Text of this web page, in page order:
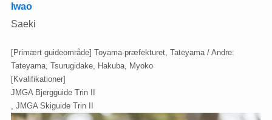
Iwao
Saeki
[Primært guideområde] Toyama-præfekturet, Tateyama / Andre:
Tateyama, Tsurugidake, Hakuba, Myoko
[Kvalifikationer]
JMGA Bjergguide Trin II
, JMGA Skiguide Trin II